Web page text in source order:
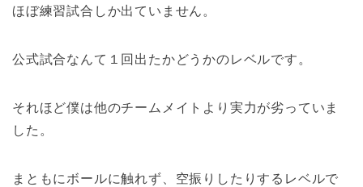
ほぼ練習試合しか出ていません。
公式試合なんて１回出たかどうかのレベルです。
それほど僕は他のチームメイトより実力が劣っていま
した。
まともにボールに触れず、空振りしたりするレベルで